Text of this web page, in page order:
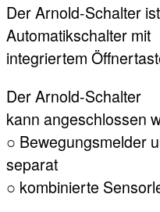
Der Arnold-Schalter
Automatikschalter mit
integriertem
Der Arnold-Schalter
kann angeschlossen
○ Bewegungsmelder
separat
○ kombinierte